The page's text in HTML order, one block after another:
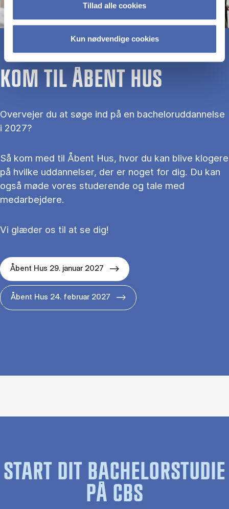
Tillad alle cookies
Kun nødvendige cookies
KOM TIL ÅBENT HUS
Overvejer du at søge ind på en bacheloruddannelse
i 2027?
Så kom med til Åbent Hus, hvor du kan blive klogere
på hvilke uddannelser, der er noget for dig. Du kan
også møde vores studerende og tale med
medarbejdere.
Vi glæder os til at se dig!
Åbent Hus 29. januar 2027
Åbent Hus 24. februar 2027
START DIT BACHELORSTUDIE
PÅ CBS